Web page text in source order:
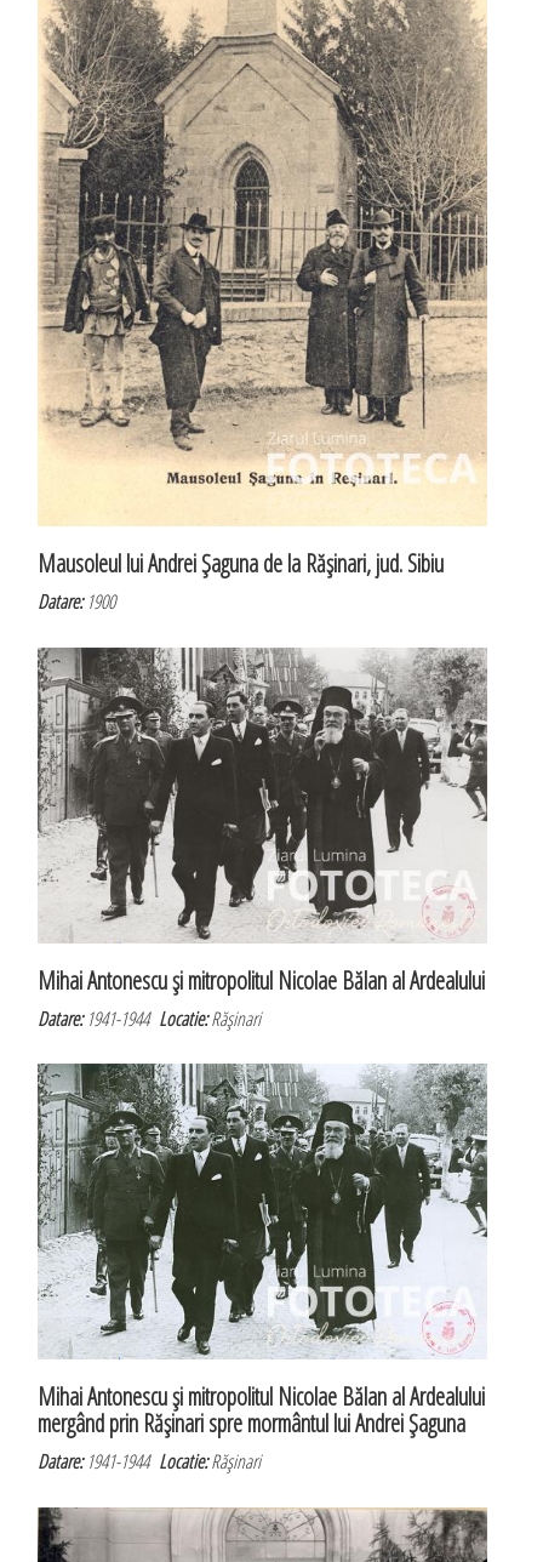
Mausoleul lui Andrei Şaguna de la Răşinari, jud. Sibiu
Datare:1900
Mihai Antonescu şi mitropolitul Nicolae Bălan al Ardealului
Datare:1941-1944Locatie:Răşinari
Mihai Antonescu şi mitropolitul Nicolae Bălan al Ardealului
mergând prin Răşinari spre mormântul lui Andrei Şaguna
Datare:1941-1944Locatie:Răşinari